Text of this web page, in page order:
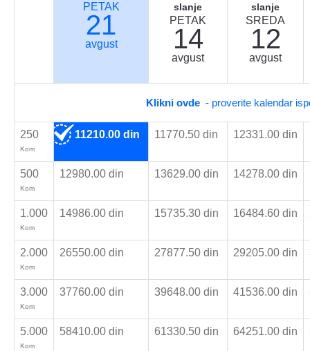
PETAK
21
avgust
slanje
PETAK
14
avgust
slanje
SREDA
12
avgust
Klikni ovde - proverite kalendar
250
Kom
11210.00 din 11770.50 din 12331.00 din
500
Kom
12980.00 din 13629.00 din 14278.00 din
1.000
Kom
14986.00 din 15735.30 din 16484.60 din
2.000
Kom
26550.00 din 27877.50 din 29205.00 din
3.000
Kom
37760.00 din 39648.00 din 41536.00 din
5.000
Kom
58410.00 din 61330.50 din 64251.00 din